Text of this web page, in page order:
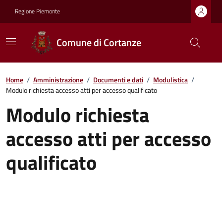
Regione Piemonte
Comune di Cortanze
Home / Amministrazione / Documenti e dati / Modulistica /
Modulo richiesta accesso atti per accesso qualificato
Modulo richiesta
accesso atti per accesso
qualificato